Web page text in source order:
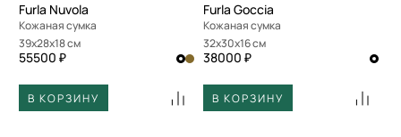
Furla Nuvola
Кожаная сумка
39x28x18 см
55500 ₽
В КОРЗИНУ
Furla Goccia
Кожаная сумка
32x30x16 см
38000 ₽
В КОРЗИНУ